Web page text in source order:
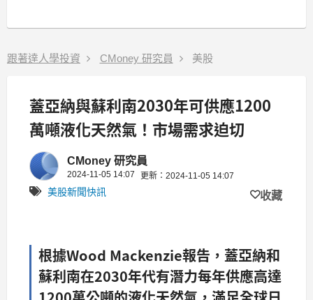
跟著達人學投資 CMoney 研究員 美股
蓋亞納與蘇利南2030年可供應1200
萬噸液化天然氣！市場需求迫切
CMoney 研究員
2024-11-05 14:07 更新：2024-11-05 14:07
美股新聞快訊 收藏
根據Wood Mackenzie報告，蓋亞納和
蘇利南在2030年代有潛力每年供應高達